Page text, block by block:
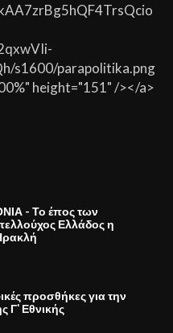
s1600/parapolitika.png
height="151" /></a>
- Το έπος των
Ελλάδος η
προσθήκες για την
Γ' Εθνικής